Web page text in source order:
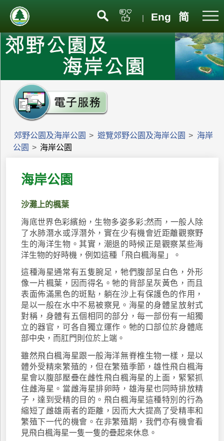
| Eng 简
郊野公園及海岸公園 > 遊覽郊野公園及海岸公園 > 海岸
公園 > 海岸公園
海岸公園
沙灘上的楓葉
海底世界色彩繽紛，生物多姿多彩;然而，一般人除
了水肺潛水或浮潛外，實在少有機會近距離觀察野
生的海洋生物。其實，潮退的時候正是觀察某些海
洋生物的好時機，例如這種「飛白楓海星」。
這種海星通常有五隻腕足，牠們腹部呈白色，外形
像一片楓葉，因而得名。牠的背部呈灰黃色，而且
表面佈滿黑色的斑點，躺在沙上有保護色的作用，
是以一般在水中不易被察見。海星的身體呈放射式
對稱，身體有五個相同的部分，每一部份有一組獨
立的器官，可各自獨立運作。牠的口部位於身體底
部中央，而肛門則位於上端。
雖然飛白楓海星跟一般海洋無脊椎生物一樣，是以
體外受精來繁殖的，但在繁殖季節，雄性飛白楓海
星會以腹部壓疊在雌性飛白楓海星的上面，緊緊抓
住雌海星。當雌海星排卵時，雄海星也同時排放精
子，達到受精的目的。飛白楓海星這種特別的行為
縮短了雌雄兩者的距離，因而大大提高了受精率和
繁殖下一代的機會。在非繁殖期，我們亦有機會看
見飛白楓海星一隻一隻的疊起來休息。